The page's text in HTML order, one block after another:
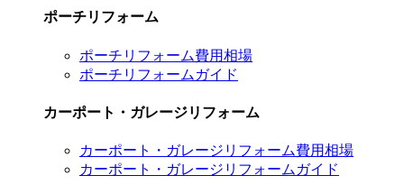
ポーチリフォーム
ポーチリフォーム費用相場
ポーチリフォームガイド
カーポート・ガレージリフォーム
カーポート・ガレージリフォーム費用相場
カーポート・ガレージリフォームガイド